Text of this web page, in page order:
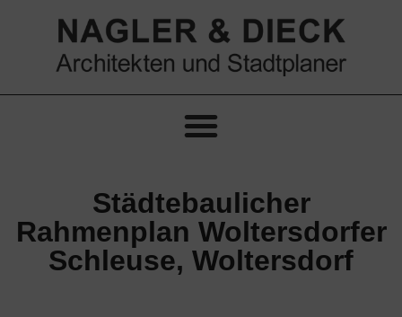
Städtebaulicher
Rahmenplan Woltersdorfer
Schleuse, Woltersdorf